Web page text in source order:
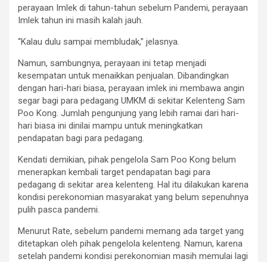
perayaan Imlek di tahun-tahun sebelum Pandemi, perayaan
Imlek tahun ini masih kalah jauh.
“Kalau dulu sampai membludak,” jelasnya.
Namun, sambungnya, perayaan ini tetap menjadi
kesempatan untuk menaikkan penjualan. Dibandingkan
dengan hari-hari biasa, perayaan imlek ini membawa angin
segar bagi para pedagang UMKM di sekitar Kelenteng Sam
Poo Kong. Jumlah pengunjung yang lebih ramai dari hari-
hari biasa ini dinilai mampu untuk meningkatkan
pendapatan bagi para pedagang.
Kendati demikian, pihak pengelola Sam Poo Kong belum
menerapkan kembali target pendapatan bagi para
pedagang di sekitar area kelenteng. Hal itu dilakukan karena
kondisi perekonomian masyarakat yang belum sepenuhnya
pulih pasca pandemi.
Menurut Rate, sebelum pandemi memang ada target yang
ditetapkan oleh pihak pengelola kelenteng. Namun, karena
setelah pandemi kondisi perekonomian masih memulai lagi